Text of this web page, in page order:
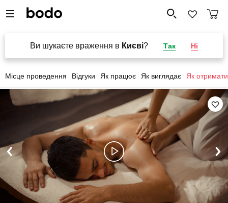
Ви шукаєте враження в Києві? Так Ні
Місце проведення Відгуки Як працює Як виглядає Як отримати